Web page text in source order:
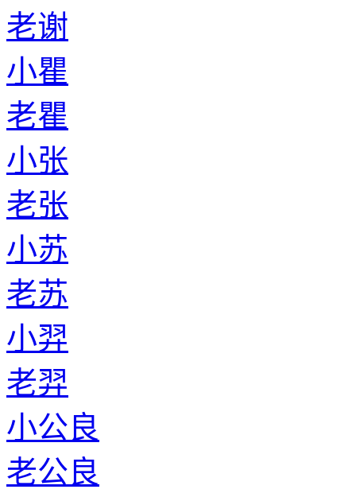
老谢
小瞿
老瞿
小张
老张
小苏
老苏
小羿
老羿
小公良
老公良